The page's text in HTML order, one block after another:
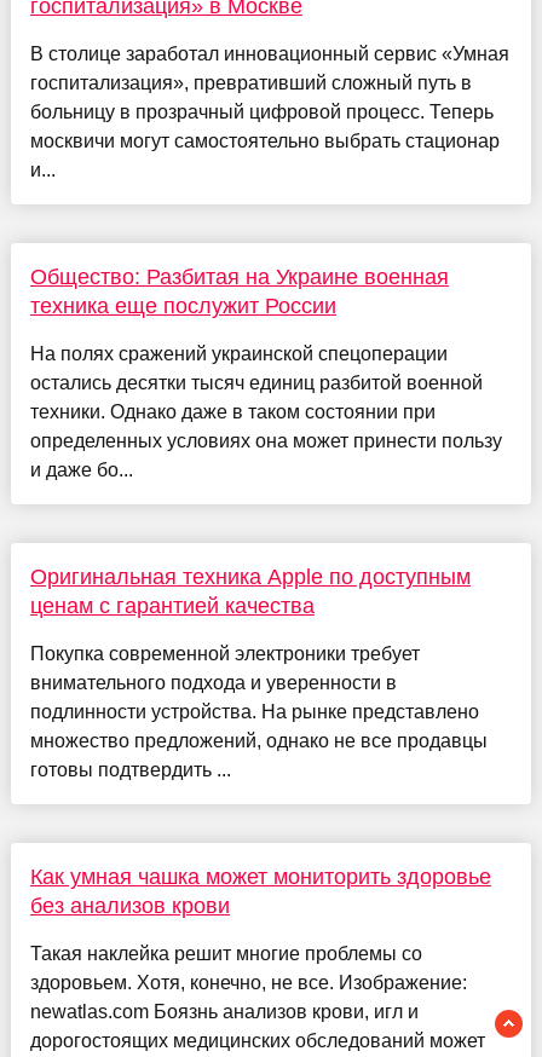
госпитализация» в Москве
В столице заработал инновационный сервис «Умная
госпитализация», превративший сложный путь в
больницу в прозрачный цифровой процесс. Теперь
москвичи могут самостоятельно выбрать стационар
и...
Общество: Разбитая на Украине военная
техника еще послужит России
На полях сражений украинской спецоперации
остались десятки тысяч единиц разбитой военной
техники. Однако даже в таком состоянии при
определенных условиях она может принести пользу
и даже бо...
Оригинальная техника Apple по доступным
ценам с гарантией качества
Покупка современной электроники требует
внимательного подхода и уверенности в
подлинности устройства. На рынке представлено
множество предложений, однако не все продавцы
готовы подтвердить ...
Как умная чашка может мониторить здоровье
без анализов крови
Такая наклейка решит многие проблемы со
здоровьем. Хотя, конечно, не все. Изображение:
newatlas.com Боязнь анализов крови, игл и
дорогостоящих медицинских обследований может